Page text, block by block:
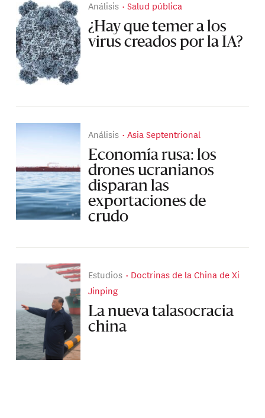
Análisis Salud pública
¿Hay que temer a los
virus creados por la IA?
Análisis Asia Septentrional
Economía rusa: los
drones ucranianos
disparan las
exportaciones de
crudo
Estudios
Doctrinas de la China de Xi
Jinping
La nueva talasocracia
china